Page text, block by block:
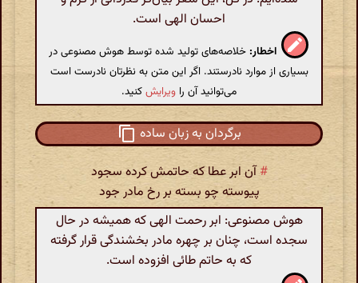
احسان الهی است.
اخطار: خلاصه‌های تولید شده توسط هوش مصنوعی در
بسیاری از موارد نادرستند. اگر این متن به نظرتان نادرست است
می‌توانید آن را ویرایشکنید.
برگردان به زبان ساده
#آن ابر عطا که حاتمش کرده سجود
پیوسته چو بسته بر رخ مادر جود
هوش مصنوعی: ابر رحمت الهی که همیشه در حال
سجده است، چنان بر چهره مادر بخشندگی قرار گرفته
که به حاتم طائی افزوده است.